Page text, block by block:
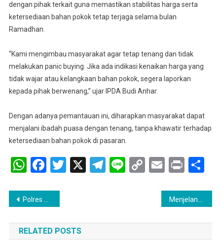
dengan pihak terkait guna memastikan stabilitas harga serta
ketersediaan bahan pokok tetap terjaga selama bulan
Ramadhan.
“Kami mengimbau masyarakat agar tetap tenang dan tidak
melakukan panic buying. Jika ada indikasi kenaikan harga yang
tidak wajar atau kelangkaan bahan pokok, segera laporkan
kepada pihak berwenang,” ujar IPDA Budi Anhar.
Dengan adanya pemantauan ini, diharapkan masyarakat dapat
menjalani ibadah puasa dengan tenang, tanpa khawatir terhadap
ketersediaan bahan pokok di pasaran.
WhatsApp
Facebook
Twitter
X Telegram
LineCopyEmail
Print
Navigasi
pos
Polres Pali Gelar Razia Gabungan Rangka Operasi Pekat 1 Musi 2025 Menjelang Bulan Suci Ramadhan 1446 H Polsek Pali Memantau Ketersediaan Dan Harga Bahan Pokok Di Pasar Desa Tanding Marga
RELATED POSTS